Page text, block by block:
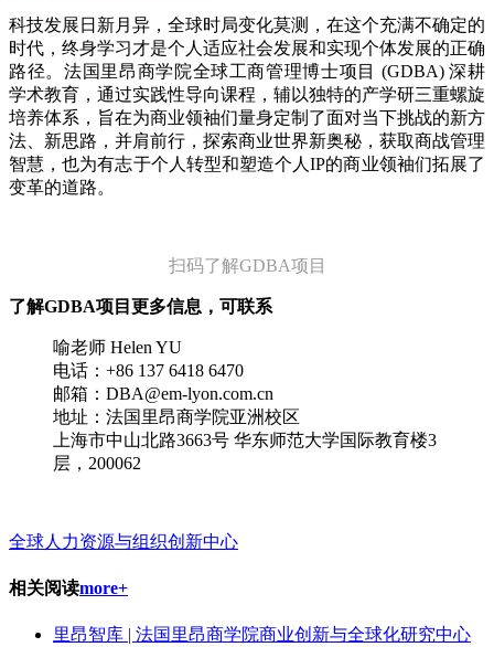
科技发展日新月异，全球时局变化莫测，在这个充满不确定的
时代，终身学习才是个人适应社会发展和实现个体发展的正确
路径。法国里昂商学院全球工商管理博士项目 (GDBA) 深耕
学术教育，通过实践性导向课程，辅以独特的产学研三重螺旋
培养体系，旨在为商业领袖们量身定制了面对当下挑战的新方
法、新思路，并肩前行，探索商业世界新奥秘，获取商战管理
智慧，也为有志于个人转型和塑造个人IP的商业领袖们拓展了
变革的道路。
扫码了解GDBA项目
了解GDBA项目更多信息，可联系
喻老师 Helen YU
电话：+86 137 6418 6470
邮箱：DBA@em-lyon.com.cn
地址：法国里昂商学院亚洲校区
上海市中山北路3663号 华东师范大学国际教育楼3
层，200062
全球人力资源与组织创新中心
相关阅读more+
里昂智库 | 法国里昂商学院商业创新与全球化研究中心